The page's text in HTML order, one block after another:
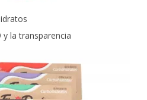
y la transparencia